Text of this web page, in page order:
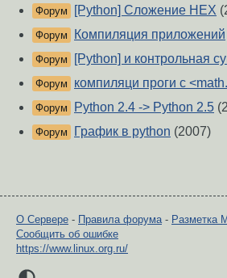
Форум [Python] Сложение HEX
Форум Компиляция приложений
Форум [Python] и контрольная
Форум компиляци проги с
Форум Python 2.4 -> Python 2.5
Форум График в python (2007)
О Сервере - Правила форума- Разметка
Сообщить об ошибке
https://www.linux.org.ru/